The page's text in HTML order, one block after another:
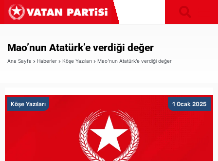
Mao’nun Atatürk’e verdiği değer
Ana Sayfa Haberler Köşe Yazıları Mao’nun Atatürk’e verdiği değer
1 Ocak 2025
Köşe Yazıları